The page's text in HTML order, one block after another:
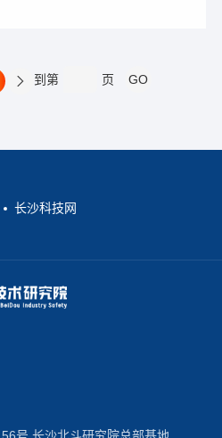
到第 页
长沙科技网